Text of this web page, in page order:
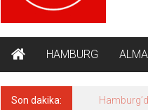
HAMBURG
Son dakika: